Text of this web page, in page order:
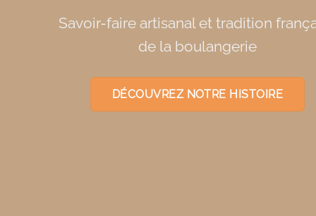
Savoir-faire artisanal et tradition
de la boulangerie
DÉCOUVREZ NOTRE HISTOIRE